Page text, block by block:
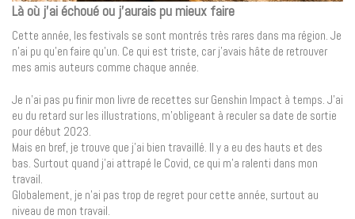
Là où j’ai échoué ou j’aurais pu mieux faire
Cette année, les festivals se sont montrés très rares dans ma région. Je
n’ai pu qu’en faire qu’un. Ce qui est triste, car j’avais hâte de retrouver
mes amis auteurs comme chaque année.
Je n’ai pas pu finir mon livre de recettes sur Genshin Impact à temps. J’ai
eu du retard sur les illustrations, m’obligeant à reculer sa date de sortie
pour début 2023.
Mais en bref, je trouve que j’ai bien travaillé. Il y a eu des hauts et des
bas. Surtout quand j’ai attrapé le Covid, ce qui m’a ralenti dans mon
travail.
Globalement, je n’ai pas trop de regret pour cette année, surtout au
niveau de mon travail.